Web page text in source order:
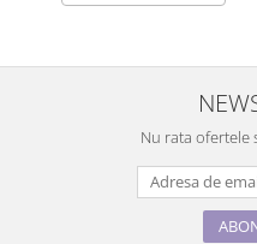
Nu rata ofertele